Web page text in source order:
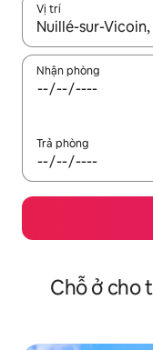
Vị trí
Khi có kết quả,
Nhận phòng
Trả phòng
Chỗ ở cho